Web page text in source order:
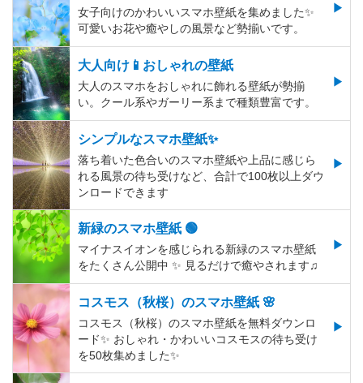
女子向けのかわいいスマホ壁紙を集めました✨
可愛いお花や癒やしの風景など勢揃いです。
大人向け📱おしゃれの壁紙
大人のスマホをおしゃれに飾れる壁紙が勢揃
い。クール系やガーリー系まで種類豊富です。
シンプルなスマホ壁紙✨
落ち着いた色合いのスマホ壁紙や上品に感じら
れる風景の待ち受けなど、合計で100枚以上ダウ
ンロードできます
新緑のスマホ壁紙 🟢
マイナスイオンを感じられる新緑のスマホ壁紙
をたくさん公開中 ✨ 見るだけで癒やされます♫
コスモス（秋桜）のスマホ壁紙 🌸
コスモス（秋桜）のスマホ壁紙を無料ダウンロ
ード✨️ おしゃれ・かわいいコスモスの待ち受け
を50枚集めました✨️